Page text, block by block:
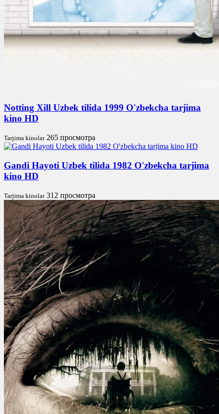
Notting Xill Uzbek tilida 1999 O'zbekcha tarjima
kino HD
Tarjima kinolar 265 просмотра
Gandi Hayoti Uzbek tilida 1982 O'zbekcha tarjima
kino HD
Tarjima kinolar 312 просмотра